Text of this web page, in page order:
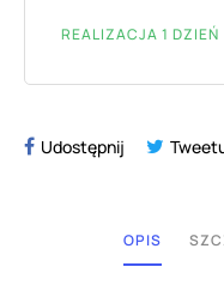
REALIZACJA 1 DZIEŃ
Udostępnij
OPIS